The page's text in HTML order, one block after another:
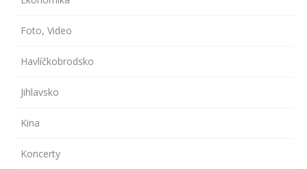
Foto, Video
Havlíčkobrodsko
Jihlavsko
Kina
Koncerty